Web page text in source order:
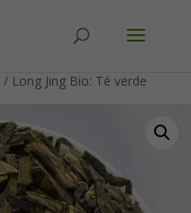
/ Long Jing Bio: Té verde